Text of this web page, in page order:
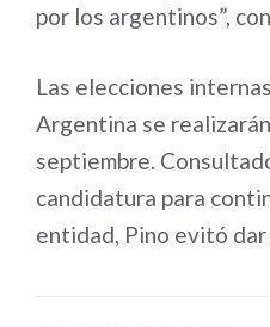
por los argentinos”,
Las elecciones
Argentina se
septiembre.
candidatura para
entidad, Pino evitó